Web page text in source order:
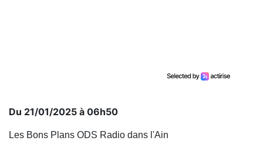
Du 21/01/2025 à 06h50
Les Bons Plans ODS Radio dans l'Ain